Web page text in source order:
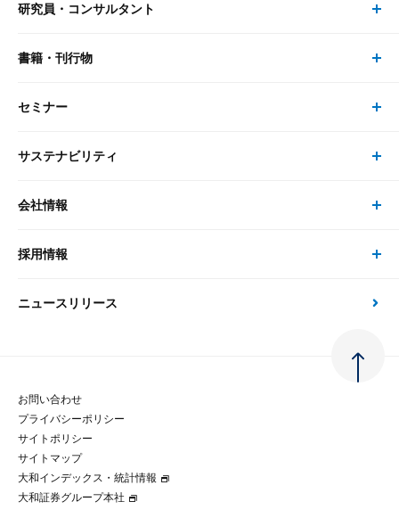
リサーチ
大和総研の強み
先端テクノロジーに基づく新たな価値の創出
レポート・コラム トップ
最新のレポート・コラム
政策分析
金融経済教育等
研究員・コンサルタント
研究員・コンサルタント トップ
研究員
書籍・刊行物
書籍・刊行物 トップ
書籍
セミナー
セミナー トップ
現在受付中のセミナー・イベント
サステナビリティ
サステナビリティの取り組み
次世代社会への貢献
マルチステークホルダー方針
パートナーシップ構築宣言
会社情報
会社情報 トップ
会社概要・役員一覧
大和総研の歩み
グループ会社
採用情報
採用情報 トップ
経験者採用
ニュースリリース
お問い合わせ
プライバシーポリシー
サイトポリシー
サイトマップ
大和インデックス・統計情報
大和証券グループ本社